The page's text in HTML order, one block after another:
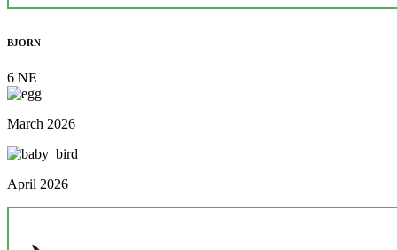
BJORN
6 NE
March 2026
April 2026